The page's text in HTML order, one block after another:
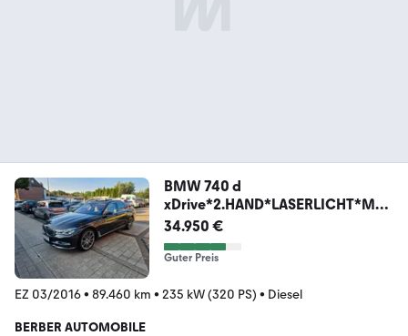
BMW 740 d
xDrive*2.HAND*LASERLICHT*MAS
SAGE*VOLLAUSST
34.950 €
Guter Preis
EZ 03/2016• 89.460 km • 235 kW (320 PS) • Diesel
BERBER AUTOMOBILE